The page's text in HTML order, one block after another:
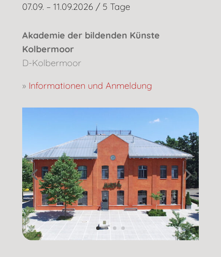
07.09. – 11.09.2026 / 5 Tage
Akademie der bildenden Künste
Kolbermoor
D-Kolbermoor
» Informationen und Anmeldung